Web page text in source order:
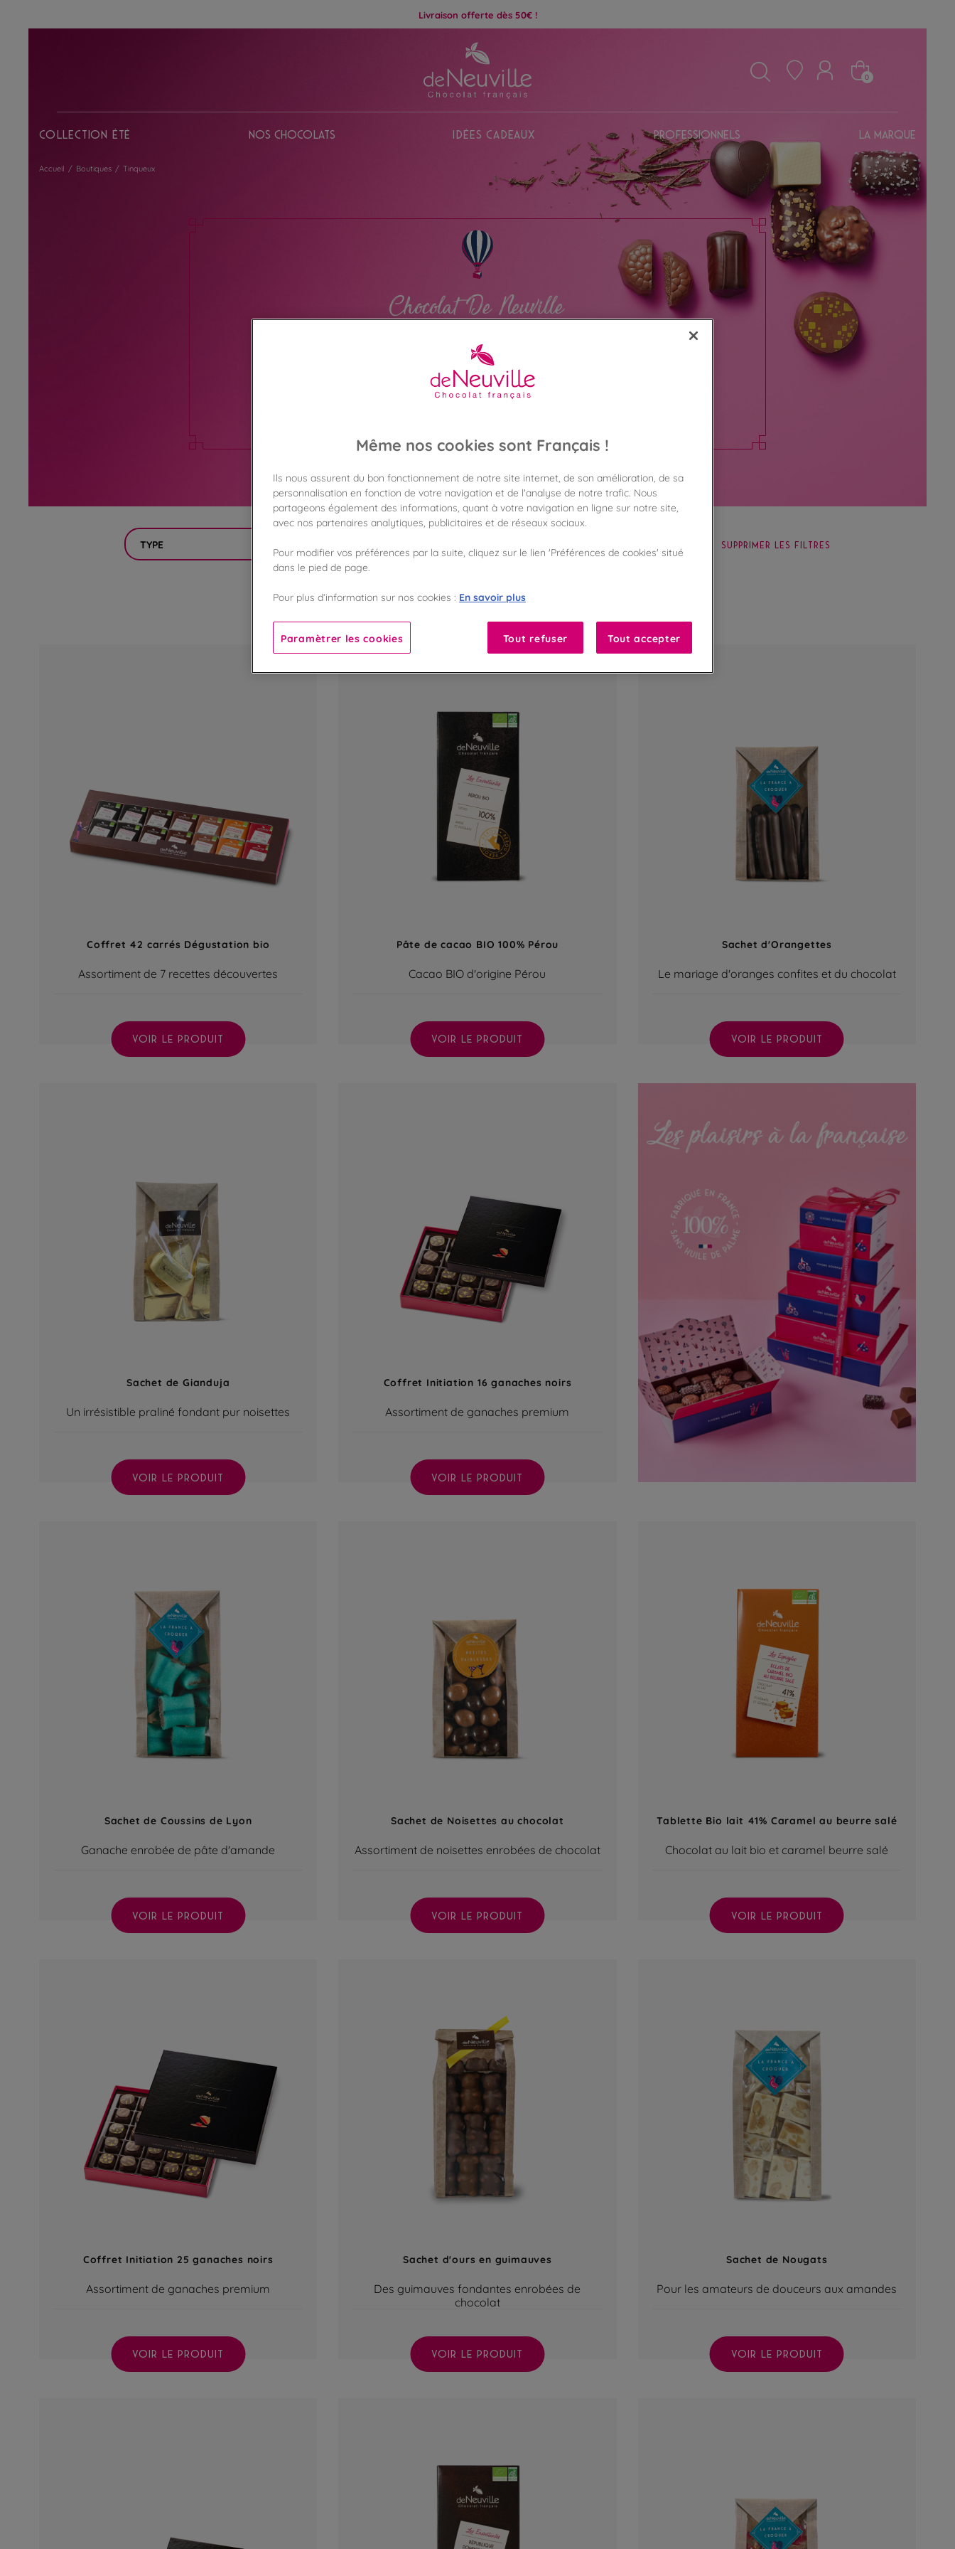
Livraison offerte dès 50€ !
0
Collection Été Nos chocolats Idées Cadeaux Professionnels La marque
Accueil / Boutiques / Tinqueux
Chocolat De Neuville
TINQUEUX
Retrouvez ici les chocolats disponibles dans la boutique De Neuville de Tinqueux pour
préparer votre visite en toute sérénité. Coffrets cadeaux, spécialités chocolatées et
gourmandises vous attendent en magasin.
TYPE SUPPRIMER LES FILTRES
100% 100
Coffret 42 carrés Dégustation bio
Assortiment de 7 recettes découvertes
VOIR LE PRODUIT
Pâte de cacao BIO 100% Pérou
Cacao BIO d'origine Pérou
VOIR LE PRODUIT
Sachet d'Orangettes
Le mariage d'oranges confites et du chocolat
VOIR LE PRODUIT
Sachet de Gianduja
Un irrésistible praliné fondant pur noisettes
VOIR LE PRODUIT
Coffret Initiation 16 ganaches noirs
Assortiment de ganaches premium
VOIR LE PRODUIT
Sachet de Coussins de Lyon
Ganache enrobée de pâte d'amande
VOIR LE PRODUIT
Sachet de Noisettes au chocolat
Assortiment de noisettes enrobées de chocolat
VOIR LE PRODUIT
Tablette Bio lait 41% Caramel au beurre salé
Chocolat au lait bio et caramel beurre salé
VOIR LE PRODUIT
Coffret Initiation 25 ganaches noirs
Assortiment de ganaches premium
VOIR LE PRODUIT
Sachet d'ours en guimauves
Des guimauves fondantes enrobées de
chocolat
VOIR LE PRODUIT
Sachet de Nougats
Pour les amateurs de douceurs aux amandes
VOIR LE PRODUIT
Même nos cookies sont Français !
Ils nous assurent du bon fonctionnement de notre site internet, de son amélioration, de sa
personnalisation en fonction de votre navigation et de l'analyse de notre trafic. Nous
partageons également des informations, quant à votre navigation en ligne sur notre site,
avec nos partenaires analytiques, publicitaires et de réseaux sociaux.
Pour modifier vos préférences par la suite, cliquez sur le lien 'Préférences de cookies' situé
dans le pied de page.
Pour plus d’information sur nos cookies : En savoir plus
Paramètrer les cookies Tout refuser Tout accepter